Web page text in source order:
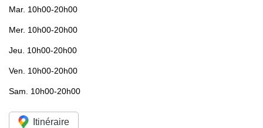
Mar. 10h00-20h00
Mer. 10h00-20h00
Jeu. 10h00-20h00
Ven. 10h00-20h00
Sam. 10h00-20h00
Itinéraire